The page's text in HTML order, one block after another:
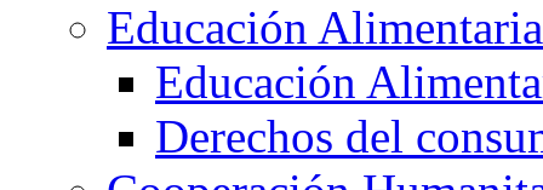
Educación Alimentaria
Educación
Derechos del